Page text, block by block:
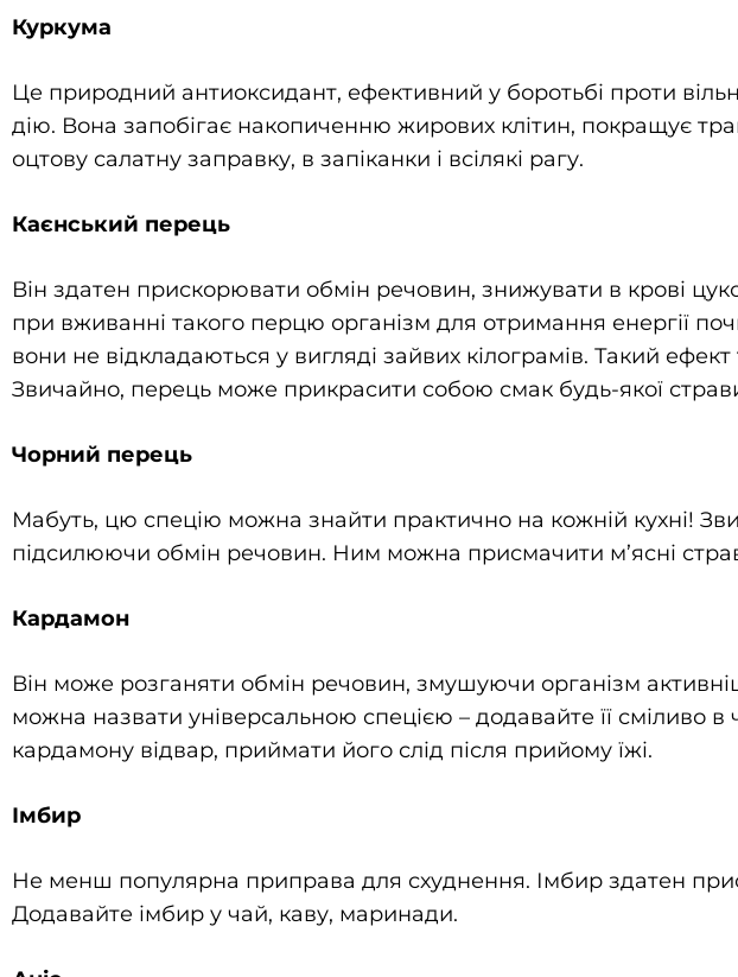
Куркума
Це природний антиоксидант, ефективний у боротьбі проти
дію. Вона запобігає накопиченню жирових клітин, покращує
оцтову салатну заправку, в запіканки і всілякі рагу.
Каєнський перець
Він здатен прискорювати обмін речовин, знижувати в крові
при вживанні такого перцю організм для отримання енергії
вони не відкладаються у вигляді зайвих кілограмів. Такий
Звичайно, перець може прикрасити собою смак будь-якої
Чорний перець
Мабуть, цю спецію можна знайти практично на кожній кухні!
підсилюючи обмін речовин. Ним можна присмачити м’ясні
Кардамон
Він може розганяти обмін речовин, змушуючи організм
можна назвати універсальною спецією – додавайте її сміливо
кардамону відвар, приймати його слід після прийому їжі.
Імбир
Не менш популярна приправа для схуднення. Імбир здатен
Додавайте імбир у чай, каву, маринади.